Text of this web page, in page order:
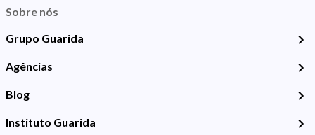
Sobre nós
Grupo Guarida
Agências
Blog
Instituto Guarida